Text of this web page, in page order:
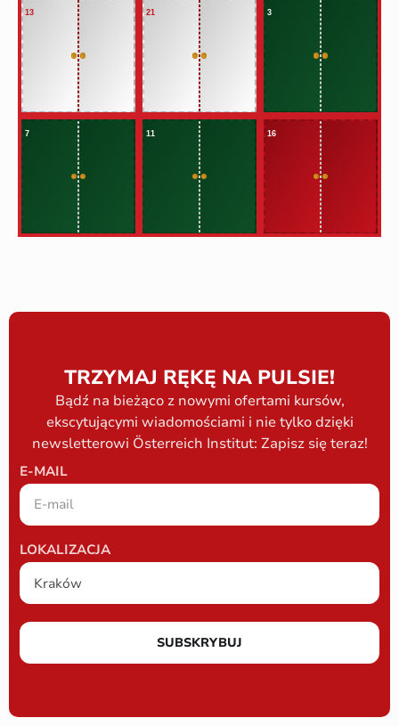
TRZYMAJ RĘKĘ NA PULSIE!
Bądź na bieżąco z nowymi ofertami kursów,
ekscytującymi wiadomościami i nie tylko dzięki
newsletterowi Österreich Institut: Zapisz się teraz!
E-MAIL
LOKALIZACJA
SUBSKRYBUJ